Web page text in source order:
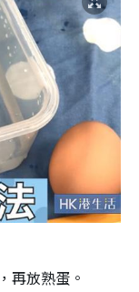
再放熟蛋。